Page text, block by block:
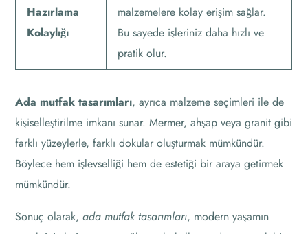
Hazırlama
Kolaylığı
malzemelere kolay erişim sağlar.
Bu sayede işleriniz daha hızlı ve
pratik olur.
Ada mutfak tasarımları, ayrıca malzeme seçimleri ile de
kişiselleştirilme imkanı sunar. Mermer, ahşap veya granit gibi
farklı yüzeylerle, farklı dokular oluşturmak mümkündür.
Böylece hem işlevselliği hem de estetiği bir araya getirmek
mümkündür.
Sonuç olarak,ada mutfak tasarımları, modern yaşamın